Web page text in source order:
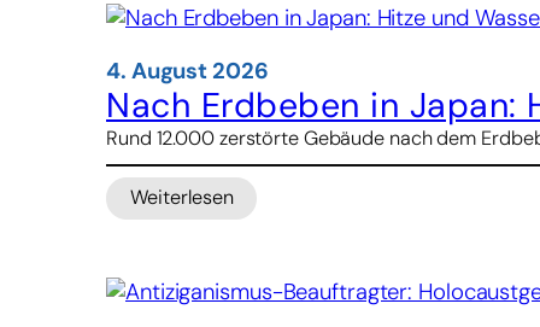
Meier:
in
Hongkong
und
Macau
unter
wachsendem
Druck
4. August 2026
Nach Erdbeben in
Rund 12.000 zerstörte Gebäude nach dem
Weiterlesen
:
in